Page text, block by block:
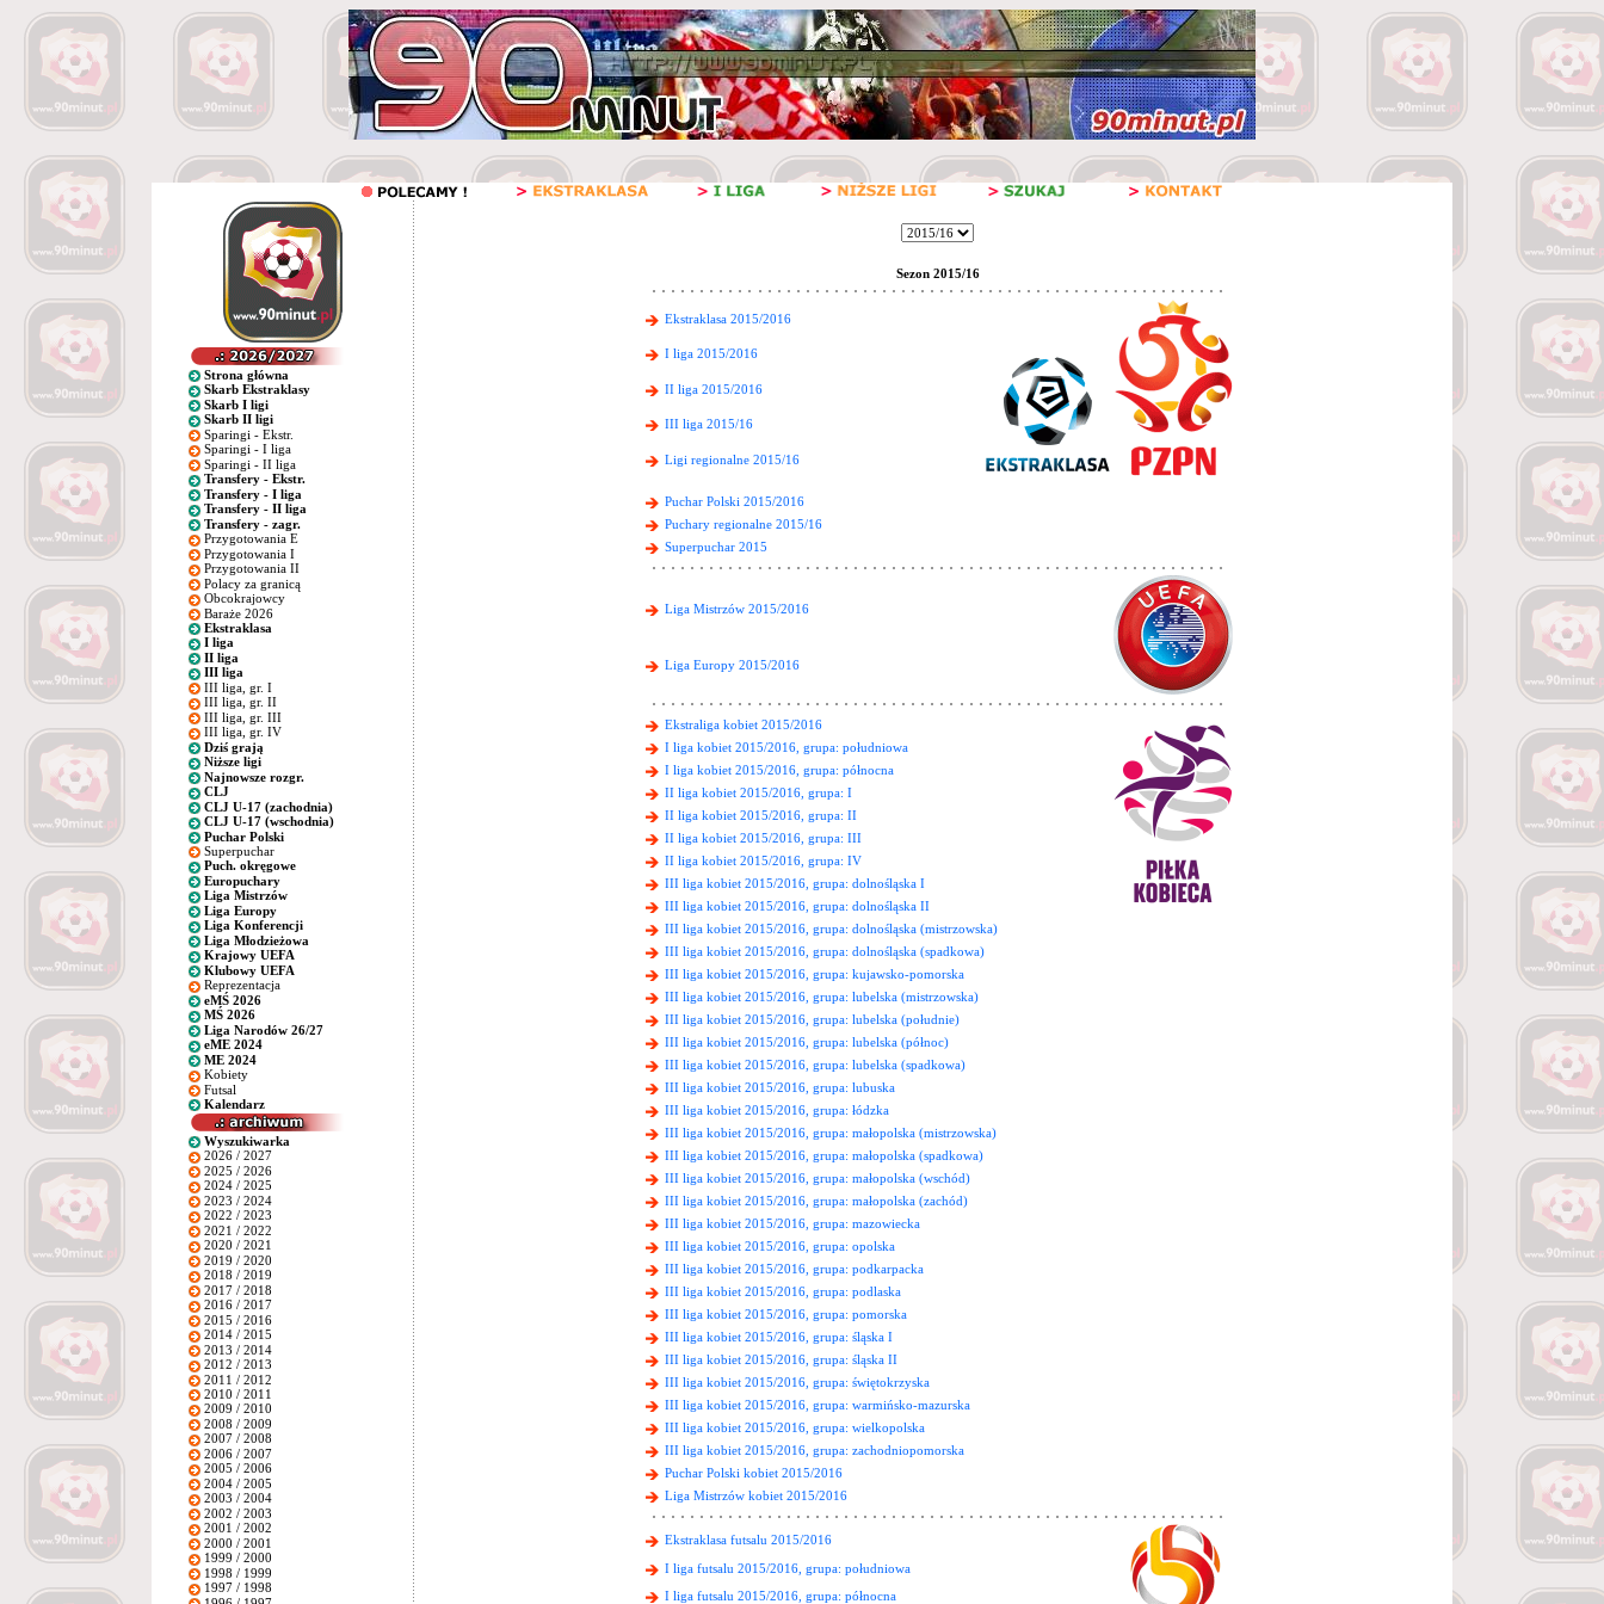
Strona główna
Skarb Ekstraklasy
Skarb I ligi
Skarb II ligi
Sparingi - Ekstr.
Sparingi - I liga
Sparingi - II liga
Transfery - Ekstr.
Transfery - I liga
Transfery - II liga
Transfery - zagr.
Przygotowania E
Przygotowania I
Przygotowania II
Polacy za granicą
Obcokrajowcy
Baraże 2026
Ekstraklasa
I liga
II liga
III liga
III liga, gr. I
III liga, gr. II
III liga, gr. III
III liga, gr. IV
Dziś grają
Niższe ligi
Najnowsze rozgr.
CLJ
CLJ U-17 (zachodnia)
CLJ U-17 (wschodnia)
Puchar Polski
Superpuchar
Puch. okręgowe
Europuchary
Liga Mistrzów
Liga Europy
Liga Konferencji
Liga Młodzieżowa
Krajowy UEFA
Klubowy UEFA
Reprezentacja
eMŚ 2026
MŚ 2026
Liga Narodów 26/27
eME 2024
ME 2024
Kobiety
Futsal
Kalendarz
Wyszukiwarka
2026 / 2027
2025 / 2026
2024 / 2025
2023 / 2024
2022 / 2023
2021 / 2022
2020 / 2021
2019 / 2020
2018 / 2019
2017 / 2018
2016 / 2017
2015 / 2016
2014 / 2015
2013 / 2014
2012 / 2013
2011 / 2012
2010 / 2011
2009 / 2010
2008 / 2009
2007 / 2008
2006 / 2007
2005 / 2006
2004 / 2005
2003 / 2004
2002 / 2003
2001 / 2002
2000 / 2001
1999 / 2000
1998 / 1999
1997 / 1998
Sezon 2015/16
Ekstraklasa 2015/2016
I liga 2015/2016
II liga 2015/2016
III liga 2015/16
Ligi regionalne 2015/16
Puchar Polski 2015/2016
Puchary regionalne 2015/16
Superpuchar 2015
Liga Mistrzów 2015/2016
Liga Europy 2015/2016
Ekstraliga kobiet 2015/2016
I liga kobiet 2015/2016, grupa: południowa
I liga kobiet 2015/2016, grupa: północna
II liga kobiet 2015/2016, grupa: I
II liga kobiet 2015/2016, grupa: II
II liga kobiet 2015/2016, grupa: III
II liga kobiet 2015/2016, grupa: IV
III liga kobiet 2015/2016, grupa: dolnośląska I
III liga kobiet 2015/2016, grupa: dolnośląska II
III liga kobiet 2015/2016, grupa: dolnośląska (mistrzowska)
III liga kobiet 2015/2016, grupa: dolnośląska (spadkowa)
III liga kobiet 2015/2016, grupa: kujawsko-pomorska
III liga kobiet 2015/2016, grupa: lubelska (mistrzowska)
III liga kobiet 2015/2016, grupa: lubelska (południe)
III liga kobiet 2015/2016, grupa: lubelska (północ)
III liga kobiet 2015/2016, grupa: lubelska (spadkowa)
III liga kobiet 2015/2016, grupa: lubuska
III liga kobiet 2015/2016, grupa: łódzka
III liga kobiet 2015/2016, grupa: małopolska (mistrzowska)
III liga kobiet 2015/2016, grupa: małopolska (spadkowa)
III liga kobiet 2015/2016, grupa: małopolska (wschód)
III liga kobiet 2015/2016, grupa: małopolska (zachód)
III liga kobiet 2015/2016, grupa: mazowiecka
III liga kobiet 2015/2016, grupa: opolska
III liga kobiet 2015/2016, grupa: podkarpacka
III liga kobiet 2015/2016, grupa: podlaska
III liga kobiet 2015/2016, grupa: pomorska
III liga kobiet 2015/2016, grupa: śląska I
III liga kobiet 2015/2016, grupa: śląska II
III liga kobiet 2015/2016, grupa: świętokrzyska
III liga kobiet 2015/2016, grupa: warmińsko-mazurska
III liga kobiet 2015/2016, grupa: wielkopolska
III liga kobiet 2015/2016, grupa: zachodniopomorska
Puchar Polski kobiet 2015/2016
Liga Mistrzów kobiet 2015/2016
Ekstraklasa futsalu 2015/2016
I liga futsalu 2015/2016, grupa: południowa
I liga futsalu 2015/2016, grupa: północna